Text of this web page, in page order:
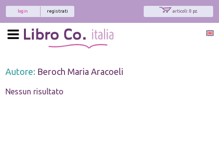
articoli: 0 pz.
registrati
login
Autore: Beroch Maria Aracoeli
Nessun risultato